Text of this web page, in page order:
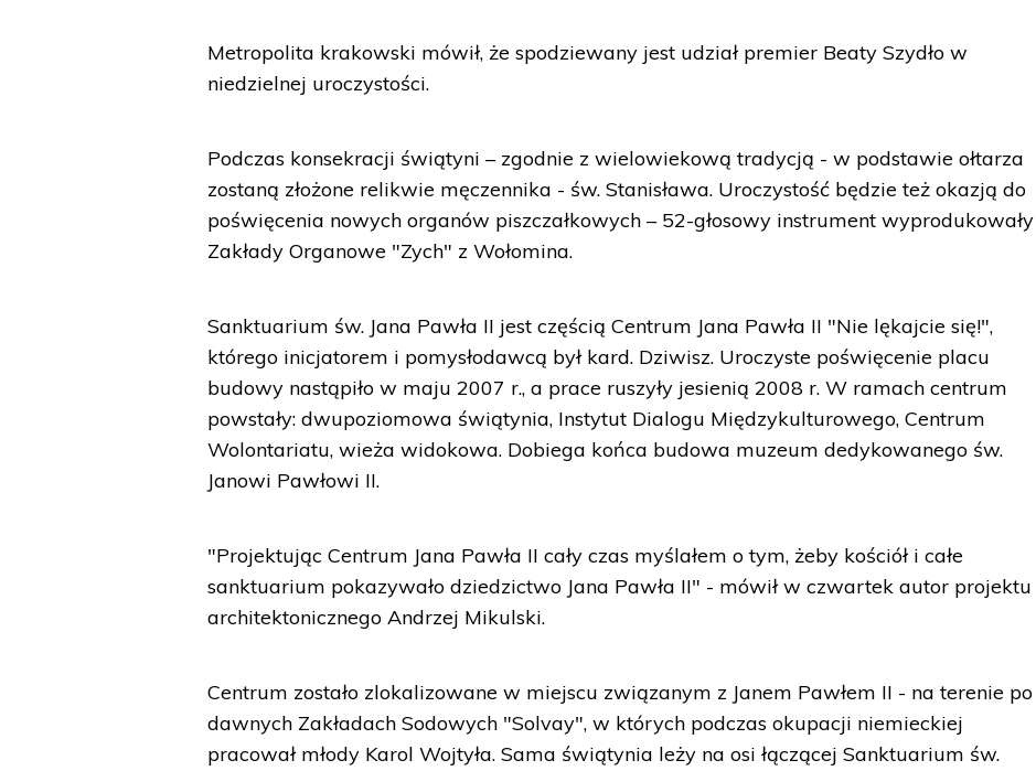
Metropolita krakowski mówił, że spodziewany jest udział premier Beaty Szydło w
niedzielnej uroczystości.
Podczas konsekracji świątyni – zgodnie z wielowiekową tradycją - w podstawie ołtarza
zostaną złożone relikwie męczennika - św. Stanisława. Uroczystość będzie też okazją do
poświęcenia nowych organów piszczałkowych – 52-głosowy instrument wyprodukowały
Zakłady Organowe "Zych" z Wołomina.
Sanktuarium św. Jana Pawła II jest częścią Centrum Jana Pawła II "Nie lękajcie się!",
którego inicjatorem i pomysłodawcą był kard. Dziwisz. Uroczyste poświęcenie placu
budowy nastąpiło w maju 2007 r., a prace ruszyły jesienią 2008 r. W ramach centrum
powstały: dwupoziomowa świątynia, Instytut Dialogu Międzykulturowego, Centrum
Wolontariatu, wieża widokowa. Dobiega końca budowa muzeum dedykowanego św.
Janowi Pawłowi II.
"Projektując Centrum Jana Pawła II cały czas myślałem o tym, żeby kościół i całe
sanktuarium pokazywało dziedzictwo Jana Pawła II" - mówił w czwartek autor projektu
architektonicznego Andrzej Mikulski.
Centrum zostało zlokalizowane w miejscu związanym z Janem Pawłem II - na terenie po
dawnych Zakładach Sodowych "Solvay", w których podczas okupacji niemieckiej
pracował młody Karol Wojtyła. Sama świątynia leży na osi łączącej Sanktuarium św.